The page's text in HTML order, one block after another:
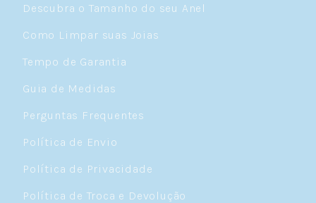
Descubra o Tamanho do seu Anel
Como Limpar suas Joias
Tempo de Garantia
Guia de Medidas
Perguntas Frequentes
Política de Envio
Política de Privacidade
Política de Troca e Devolução